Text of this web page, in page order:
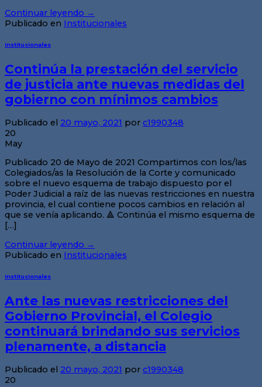
Continuar leyendo →
Publicado en Institucionales
Institucionales
Continúa la prestación del servicio
de justicia ante nuevas medidas del
gobierno con mínimos cambios
Publicado el 20 mayo, 2021 por c1990348
20
May
Publicado 20 de Mayo de 2021 Compartimos con los/las
Colegiados/as la Resolución de la Corte y comunicado
sobre el nuevo esquema de trabajo dispuesto por el
Poder Judicial a raíz de las nuevas restricciones en nuestra
provincia, el cual contiene pocos cambios en relación al
que se venía aplicando. 🔺 Continúa el mismo esquema de
[…]
Continuar leyendo →
Publicado en Institucionales
Institucionales
Ante las nuevas restricciones del
Gobierno Provincial, el Colegio
continuará brindando sus servicios
plenamente, a distancia
Publicado el 20 mayo, 2021 por c1990348
20